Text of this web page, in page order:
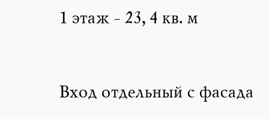
1 этаж - 23,4 кв. м
Вход отдельный с фасада